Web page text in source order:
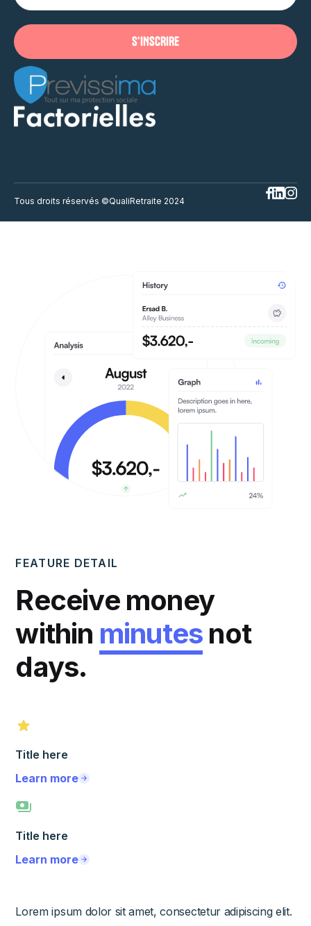
Tous droits réservés ©QualiRetraite 2024
FEATURE DETAIL
Receive money
within minutes not
days.
Title here
Learn more
Title here
Learn more
Lorem ipsum dolor sit amet, consectetur adipiscing elit.